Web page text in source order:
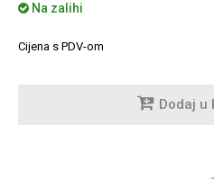
Na zalihi
Cijena s PDV-om
Dodaj u